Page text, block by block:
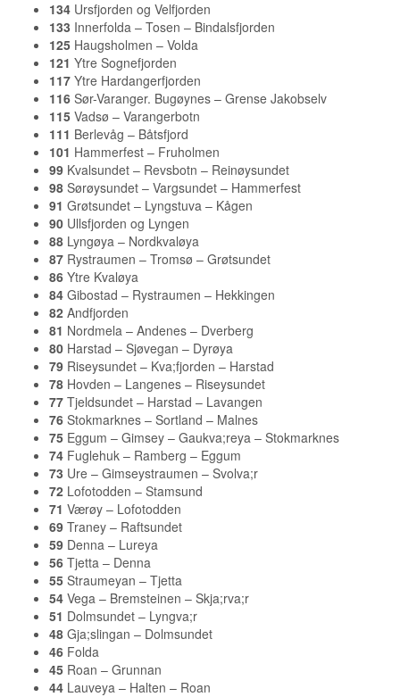
134 Ursfjorden og Velfjorden
133 Innerfolda – Tosen – Bindalsfjorden
125 Haugsholmen – Volda
121 Ytre Sognefjorden
117 Ytre Hardangerfjorden
116 Sør-Varanger. Bugøynes – Grense Jakobselv
115 Vadsø – Varangerbotn
111 Berlevåg – Båtsfjord
101 Hammerfest – Fruholmen
99 Kvalsundet – Revsbotn – Reinøysundet
98 Sørøysundet – Vargsundet – Hammerfest
91 Grøtsundet – Lyngstuva – Kågen
90 Ullsfjorden og Lyngen
88 Lyngøya – Nordkvaløya
87 Rystraumen – Tromsø – Grøtsundet
86 Ytre Kvaløya
84 Gibostad – Rystraumen – Hekkingen
82 Andfjorden
81 Nordmela – Andenes – Dverberg
80 Harstad – Sjøvegan – Dyrøya
79 Riseysundet – Kva;fjorden – Harstad
78 Hovden – Langenes – Riseysundet
77 Tjeldsundet – Harstad – Lavangen
76 Stokmarknes – Sortland – Malnes
75 Eggum – Gimsey – Gaukva;reya – Stokmarknes
74 Fuglehuk – Ramberg – Eggum
73 Ure – Gimseystraumen – Svolva;r
72 Lofotodden – Stamsund
71 Værøy – Lofotodden
69 Traney – Raftsundet
59 Denna – Lureya
56 Tjetta – Denna
55 Straumeyan – Tjetta
54 Vega – Bremsteinen – Skja;rva;r
51 Dolmsundet – Lyngva;r
48 Gja;slingan – Dolmsundet
46 Folda
45 Roan – Grunnan
44 Lauveya – Halten – Roan